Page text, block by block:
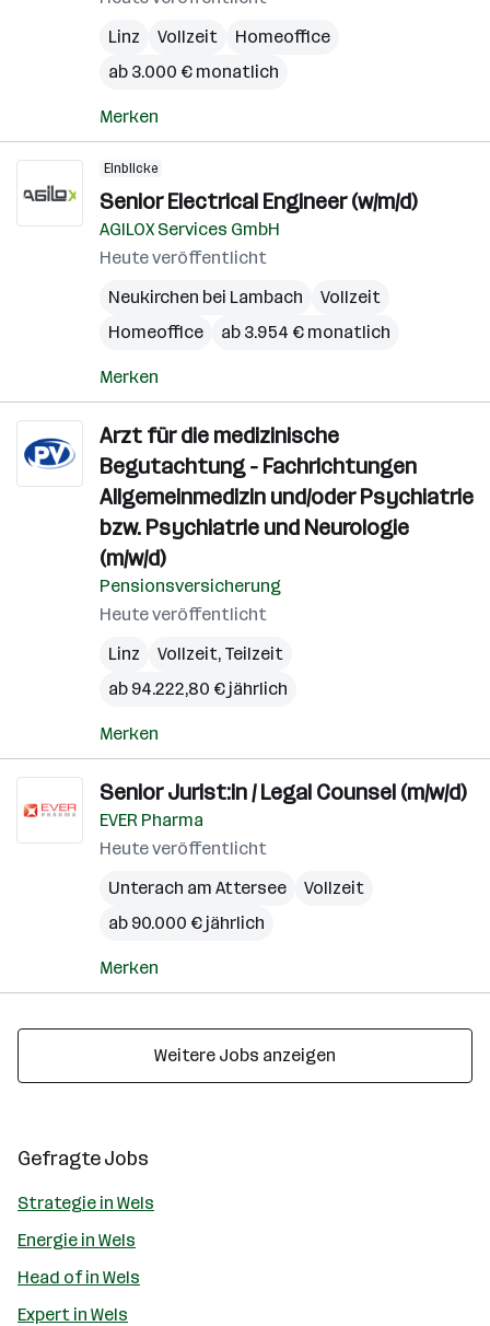
Linz
Vollzeit
Homeoffice
ab 3.000 € monatlich
Merken
Einblicke
Senior Electrical Engineer (w/m/d)
AGILOX Services GmbH
Heute veröffentlicht
Neukirchen bei Lambach
Vollzeit
Homeoffice
ab 3.954 € monatlich
Merken
Arzt für die medizinische
Begutachtung - Fachrichtungen
Allgemeinmedizin und/oder Psychiatrie
bzw. Psychiatrie und Neurologie
(m/w/d)
Pensionsversicherung
Heute veröffentlicht
Linz
Vollzeit, Teilzeit
ab 94.222,80 € jährlich
Merken
Senior Jurist:in / Legal Counsel (m/w/d)
EVER Pharma
Heute veröffentlicht
Unterach am Attersee
Vollzeit
ab 90.000 € jährlich
Merken
Weitere Jobs anzeigen
Gefragte Jobs
Strategie in Wels
Energie in Wels
Head of in Wels
Expert in Wels